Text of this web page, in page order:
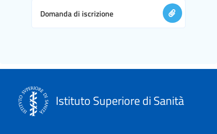
Domanda di iscrizione
Istituto Superiore di Sanità